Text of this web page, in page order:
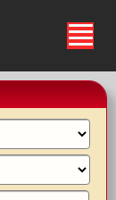
ś